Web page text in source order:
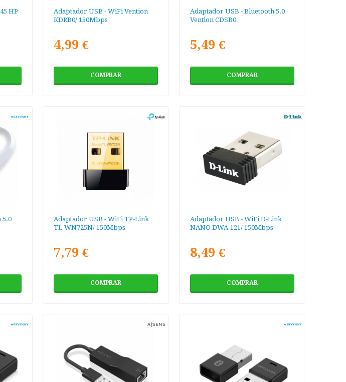
HP
Adaptador USB - WiFi Vention
KDRB0/ 150Mbps
4,99 €
COMPRAR
Adaptador USB - Bluetooth 5.0
Vention CDSB0
5,49 €
COMPRAR
5.0
Adaptador USB - WiFi TP-Link
TL-WN725N/ 150Mbps
7,79 €
COMPRAR
Adaptador USB - WiFi D-Link
NANO DWA-121/ 150Mbps
8,49 €
COMPRAR